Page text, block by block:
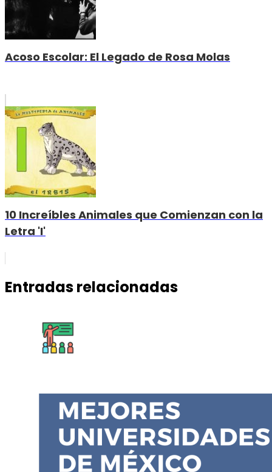
Acoso Escolar: El Legado de Rosa Molas
10 Increíbles Animales que Comienzan con la
Letra 'I'
Entradas relacionadas